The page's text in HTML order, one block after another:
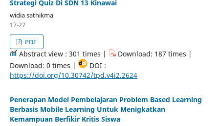
Strategi Quiz Di SDN 13 Kinawai
widia sathikma
17-27
PDF
Abstract view : 301 times |
Download: 187 times |
Download: 0 times |
DOI :
https://doi.org/10.30742/tpd.v4i2.2624
Penerapan Model Pembelajaran Problem Based Learning
Berbasis Mobile Learning Untuk Menigkatkan
Kemampuan Berfikir Kritis Siswa